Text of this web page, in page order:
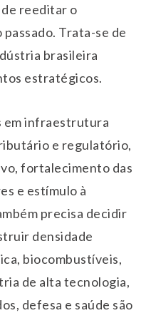
reeditar o
Trata-se de
brasileira
estratégicos.
em infraestrutura
e regulatório,
fortalecimento das
e estímulo à
precisa decidir
densidade
biocombustíveis,
de alta tecnologia,
defesa e saúde são